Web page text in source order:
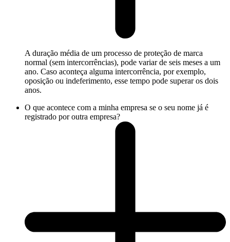
A duração média de um processo de proteção de marca
normal (sem intercorrências), pode variar de seis meses a um
ano. Caso aconteça alguma intercorrência, por exemplo,
oposição ou indeferimento, esse tempo pode superar os dois
anos.
O que acontece com a minha empresa se o seu nome já é
registrado por outra empresa?